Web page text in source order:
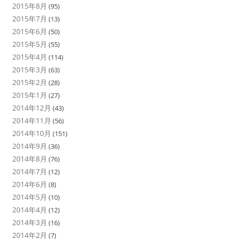
2015年8月 (95)
2015年7月 (13)
2015年6月 (50)
2015年5月 (55)
2015年4月 (114)
2015年3月 (63)
2015年2月 (28)
2015年1月 (27)
2014年12月 (43)
2014年11月 (56)
2014年10月 (151)
2014年9月 (36)
2014年8月 (76)
2014年7月 (12)
2014年6月 (8)
2014年5月 (10)
2014年4月 (12)
2014年3月 (16)
2014年2月 (7)